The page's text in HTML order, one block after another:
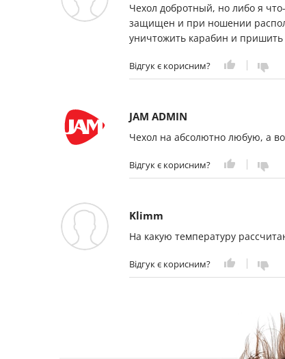
Чехол добротный, но либо я
защищен и при ношении
уничтожить карабин и
Відгук є корисним?
JAM ADMIN
Чехол на абсолютно любую, а
Відгук є корисним?
Klimm
На какую температуру
Відгук є корисним?